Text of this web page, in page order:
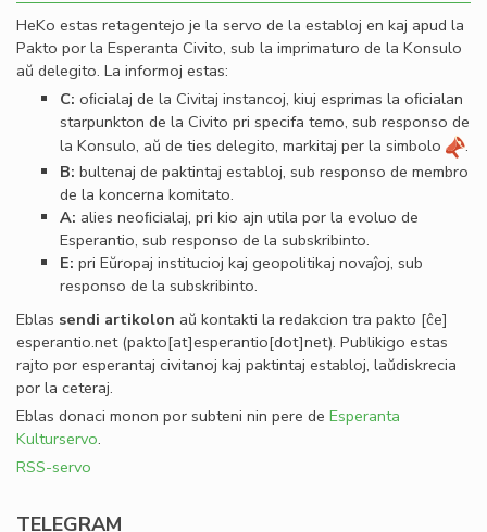
HeKo estas retagentejo je la servo de la establoj en kaj apud la
Pakto por la Esperanta Civito, sub la imprimaturo de la Konsulo
aŭ delegito. La informoj estas:
C: oﬁcialaj de la Civitaj instancoj, kiuj esprimas la oﬁcialan
starpunkton de la Civito pri specifa temo, sub responso de
la Konsulo, aŭ de ties delegito, markitaj per la simbolo
.
B: bultenaj de paktintaj establoj, sub responso de membro
de la koncerna komitato.
A: alies neoﬁcialaj, pri kio ajn utila por la evoluo de
Esperantio, sub responso de la subskribinto.
E: pri Eŭropaj institucioj kaj geopolitikaj novaĵoj, sub
responso de la subskribinto.
Eblas sendi artikolon aŭ kontakti la redakcion tra pakto [ĉe]
esperantio.net(pakto[at]esperantio[dot]net). Publikigo estas
rajto por esperantaj civitanoj kaj paktintaj establoj, laŭdiskrecia
por la ceteraj.
Eblas donaci monon por subteni nin pere de Esperanta
Kulturservo.
RSS-servo
TELEGRAM